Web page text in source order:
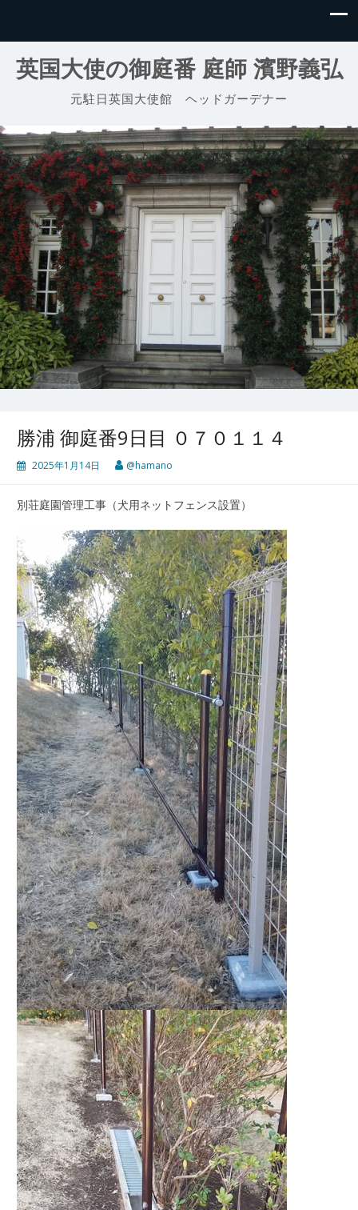
英国大使の御庭番 庭師 濱野義弘
元駐日英国大使館 ヘッドガーデナー
勝浦 御庭番9日目 ０７０１１４
2025年1月14日 @hamano
別荘庭園管理工事（犬用ネットフェンス設置）